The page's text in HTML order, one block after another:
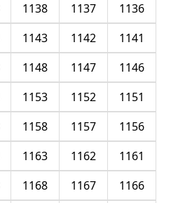
1136
1137
1138
1141
1142
1143
1146
1147
1148
1151
1152
1153
1156
1157
1158
1161
1162
1163
1166
1167
1168